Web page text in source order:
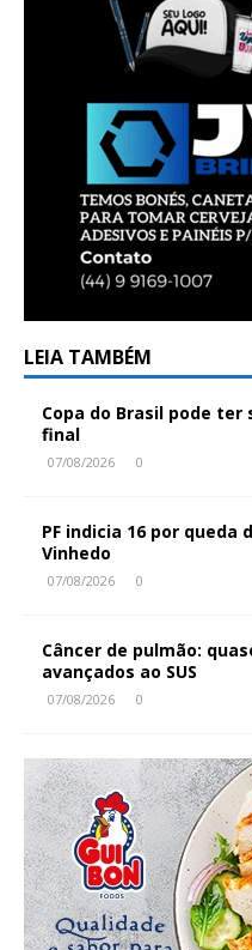
LEIA TAMBÉM
Copa do Brasil pode
final
07/08/2026 0
PF indicia 16 por queda
Vinhedo
07/08/2026 0
Câncer de pulmão:
avançados ao SUS
07/08/2026 0